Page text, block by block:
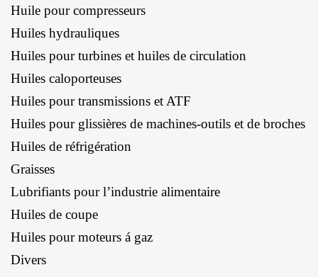
Huile pour compresseurs
Huiles hydrauliques
Huiles pour turbines et huiles de circulation
Huiles caloporteuses
Huiles pour transmissions et ATF
Huiles pour glissières de machines-outils et de broches
Huiles de réfrigération
Graisses
Lubrifiants pour l’industrie alimentaire
Huiles de coupe
Huiles pour moteurs á gaz
Divers